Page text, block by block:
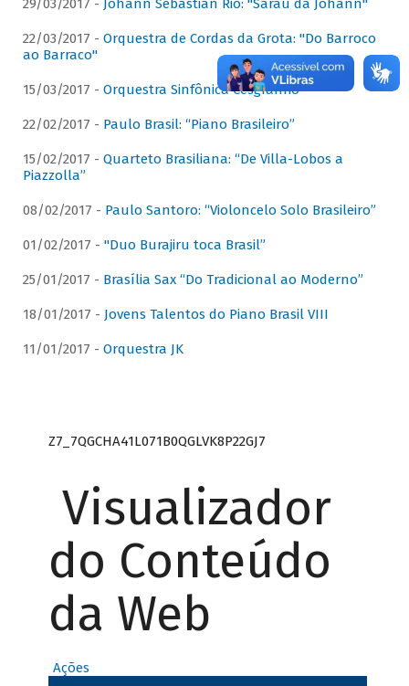
29/03/2017 - Johann Sebastian Rio: "Sarau da Johann"
22/03/2017 - Orquestra de Cordas da Grota: "Do Barroco
ao Barraco"
15/03/2017 - Orquestra Sinfônica Cesgranrio
22/02/2017 - Paulo Brasil: “Piano Brasileiro”
15/02/2017 - Quarteto Brasiliana: “De Villa-Lobos a
Piazzolla”
08/02/2017 - Paulo Santoro: “Violoncelo Solo Brasileiro”
01/02/2017 - "Duo Burajiru toca Brasil”
25/01/2017 - Brasília Sax “Do Tradicional ao Moderno”
18/01/2017 - Jovens Talentos do Piano Brasil VIII
11/01/2017 - Orquestra JK
Z7_7QGCHA41L071B0QGLVK8P22GJ7
Visualizador
do Conteúdo
da Web
Ações